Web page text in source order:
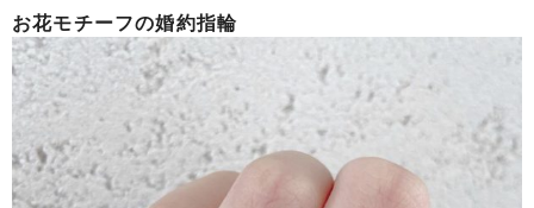
お花モチーフの婚約指輪